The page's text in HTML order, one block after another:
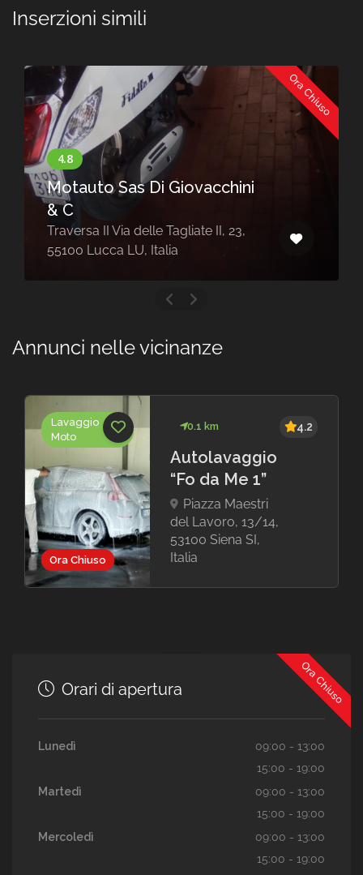
Inserzioni simili
Ora Chiuso
Motauto Sas Di Giovacchini
& C
Traversa II Via delle Tagliate II, 23,
55100 Lucca LU, Italia
Annunci nelle vicinanze
Ora Chiuso
Lavaggio
Moto
0.1 km
Autolavaggio
“Fo da Me 1”
Piazza Maestri
del Lavoro, 13/14,
53100 Siena SI,
Italia
4.2
Ora Chiuso
Orari di apertura
Lunedì
09:00 - 13:00
15:00 - 19:00
Martedì
09:00 - 13:00
15:00 - 19:00
Mercoledì
09:00 - 13:00
15:00 - 19:00